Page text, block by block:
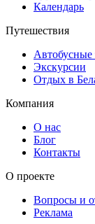
Календарь
Путешествия
Автобусные
Экскурсии
Отдых в
Компания
О нас
Блог
Контакты
О проекте
Вопросы и
Реклама